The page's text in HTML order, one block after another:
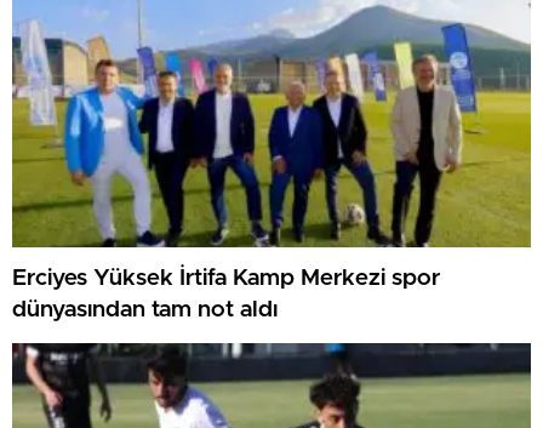
Erciyes Yüksek İrtifa Kamp Merkezi spor
dünyasından tam not aldı